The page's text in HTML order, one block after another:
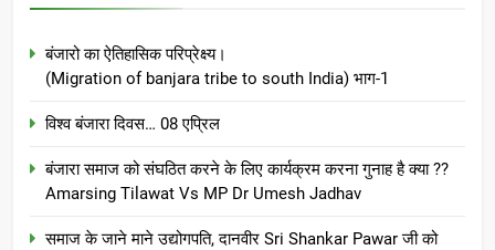
बंजारो का ऐतिहासिक परिप्रेक्ष्य।
(Migration of banjara tribe to south India) भाग-1
विश्व बंजारा दिवस… 08 एप्रिल
बंजारा समाज को संघठित करने के लिए कार्यक्रम करना गुनाह है क्या ??
Amarsing Tilawat Vs MP Dr Umesh Jadhav
समाज के जाने माने उद्योगपति, दानवीर Sri Shankar Pawar जी को